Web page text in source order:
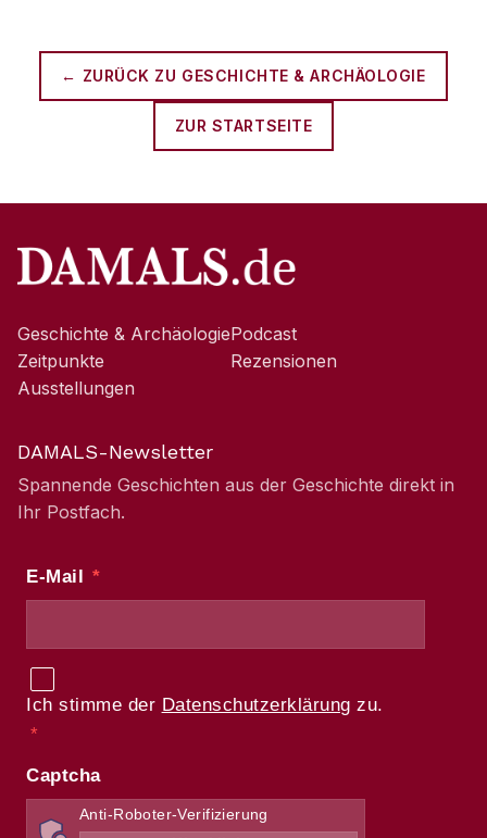
← ZURÜCK ZU GESCHICHTE & ARCHÄOLOGIE
ZUR STARTSEITE
Geschichte & Archäologie
Zeitpunkte
Ausstellungen
Podcast
Rezensionen
DAMALS-Newsletter
Spannende Geschichten aus der Geschichte direkt in
Ihr Postfach.